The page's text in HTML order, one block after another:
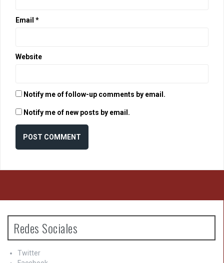
Email *
Website
Notify me of follow-up comments by email.
Notify me of new posts by email.
Redes Sociales
Twitter